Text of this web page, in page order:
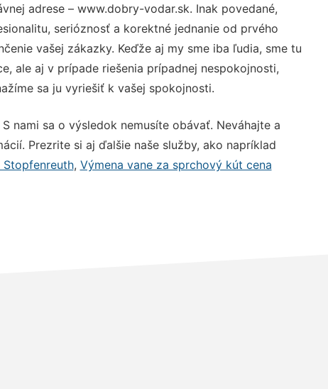
adrese – www.dobry-vodar.sk. Inak povedané,
serióznosť a korektné jednanie od prvého
vašej zákazky. Keďže aj my sme iba ľudia, sme tu
ale aj v prípade riešenia prípadnej nespokojnosti,
sa ju vyriešiť k vašej spokojnosti.
S nami sa o výsledok nemusíte obávať. Neváhajte a
Prezrite si aj ďalšie naše služby, ako napríklad
, Výmena vane za sprchový kút cena